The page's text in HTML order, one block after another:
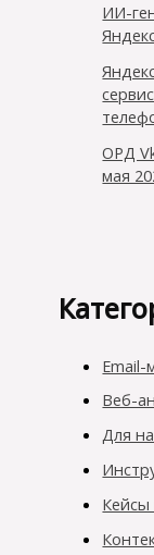
ИИ-
ОРД
мая
Email-
Веб-
Для